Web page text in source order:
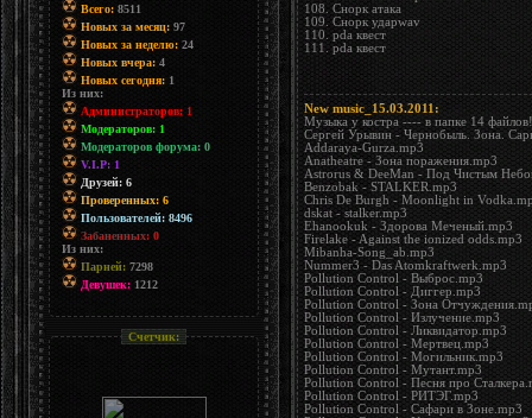
Всего:8511
Новых за месяц:97
Новых за неделю:24
Новых вчера:4
Новых сегодня:1
Из них:
Администраторов: 1
Модераторов: 1
Модераторов форума: 0
V.I.P: 1
Друзей: 6
Проверенных: 6
Пользователей: 8496
Забаненных: 0
Из них:
Парней:7298
Девушек:1212
Счетчик:
108. Снорк атака
109. Снорк ударwav
110. pda квест
111. pda квест
New music_15.03.2011:
Музыка у костра ---- в папке 14
Сергей Урывин - Чернобыль. Зона.
Addaraya-Gurza.mp3
Anatheatre - Зона поражения.mp3
Astrorus & DeeMan - Под Чистым
Benzobak - STALKER.mp3
Chris De Burgh - Moonlight in
dskat - stalker.mp3
Ehanookuk - Здорова Меченый.mp3
Firelake - Against the ionized odds.mp3
Mibanha-Song_ab.mp3
Nummer3 - Das Atomkraftwerk.mp3
Pollution Control - Выброс.mp3
Pollution Control - Диггер.mp3
Pollution Control - Зона
Pollution Control - Излучение.mp3
Pollution Control - Ликвидатор.mp3
Pollution Control - Мертвец.mp3
Pollution Control - Могильник.mp3
Pollution Control - Мутант.mp3
Pollution Control - Песня про
Pollution Control - РИТЭГ.mp3
Pollution Control - Сафари в Зоне.mp3